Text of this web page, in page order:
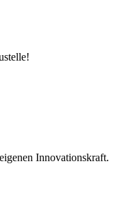
Innovationskraft.